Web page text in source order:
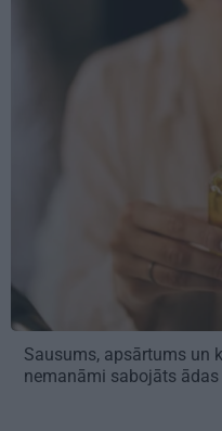
Sausums, apsārtums un
nemanāmi sabojāts